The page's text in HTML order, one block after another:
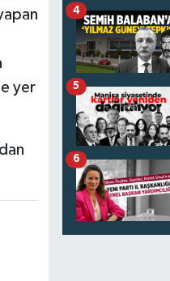
yer
4
5
6